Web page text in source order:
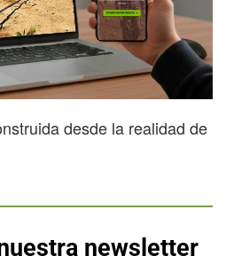
desde la realidad de
newsletter